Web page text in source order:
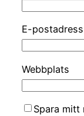
E-postadress
Webbplats
Spara mitt